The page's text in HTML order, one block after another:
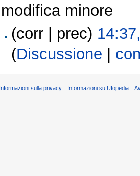
modifica minore
(corr | prec)
(Discussione |
Informazioni sulla privacy Informazioni su Ufopedia